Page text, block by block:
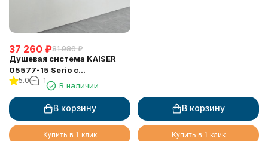
37 260 ₽81 980 ₽
Душевая система KAISER
05577-15 Serio с
термостатом 6282
5.0 1
В наличии
В корзину
Купить в 1 клик
В корзину
Купить в 1 клик